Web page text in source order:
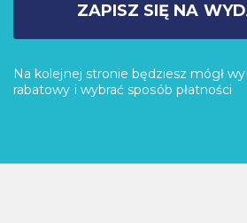
ZAPISZ SIĘ NA
Na kolejnej stronie będziesz mógł
rabatowy i wybrać sposób płatności